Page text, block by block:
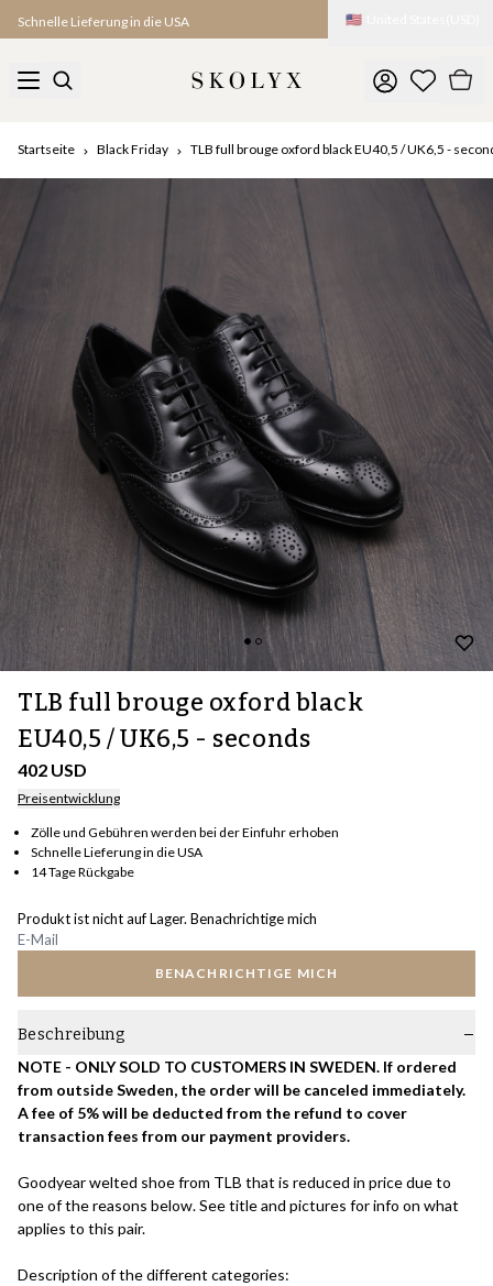
Schnelle Lieferung in die USA 🇺🇸
Startseite Black Friday TLB full brouge oxford black EU40,5 / UK6,5 -
TLB full brouge oxford black
EU40,5 / UK6,5 - seconds
402 USD
Preisentwicklung
Zölle und Gebühren werden bei der Einfuhr erhoben
Schnelle Lieferung in die USA
14 Tage Rückgabe
Produkt ist nicht auf Lager. Benachrichtige mich
BENACHRICHTIGE MICH
Beschreibung
NOTE - ONLY SOLD TO CUSTOMERS IN SWEDEN. If ordered
from outside Sweden, the order will be canceled immediately.
A fee of 5% will be deducted from the refund to cover
transaction fees from our payment providers.
Goodyear welted shoe from TLB that is reduced in price due to
one of the reasons below. See title and pictures for info on what
applies to this pair.
Description of the different categories: